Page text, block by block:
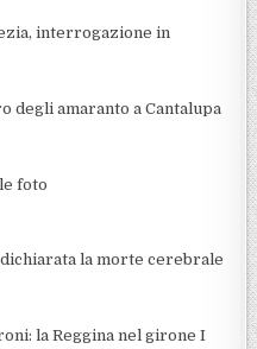
interrogazione in
degli amaranto a Cantalupa
foto
la morte cerebrale
la Reggina nel girone I